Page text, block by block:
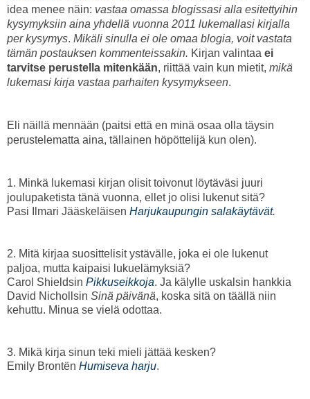
idea menee näin: vastaa omassa blogissasi alla esitettyihin
kysymyksiin aina yhdellä vuonna 2011 lukemallasi kirjalla
per kysymys. Mikäli sinulla ei ole omaa blogia, voit vastata
tämän postauksen kommenteissakin. Kirjan valintaa ei
tarvitse perustella mitenkään, riittää vain kun mietit, mikä
lukemasi kirja vastaa parhaiten kysymykseen.
Eli näillä mennään (paitsi että en minä osaa olla täysin
perustelematta aina, tällainen höpöttelijä kun olen).
1. Minkä lukemasi kirjan olisit toivonut löytäväsi juuri
joulupaketista tänä vuonna, ellet jo olisi lukenut sitä?
Pasi Ilmari Jääskeläisen Harjukaupungin salakäytävät.
2. Mitä kirjaa suosittelisit ystävälle, joka ei ole lukenut
paljoa, mutta kaipaisi lukuelämyksiä?
Carol Shieldsin Pikkuseikkoja. Ja kälylle uskalsin hankkia
David Nichollsin Sinä päivänä, koska sitä on täällä niin
kehuttu. Minua se vielä odottaa.
3. Mikä kirja sinun teki mieli jättää kesken?
Emily Brontën Humiseva harju.